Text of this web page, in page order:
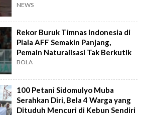
NEWS
Rekor Buruk Timnas Indonesia di
Piala AFF Semakin Panjang,
Pemain Naturalisasi Tak Berkutik
BOLA
100 Petani Sidomulyo Muba
Serahkan Diri, Bela 4 Warga yang
Dituduh Mencuri di Kebun Sendiri